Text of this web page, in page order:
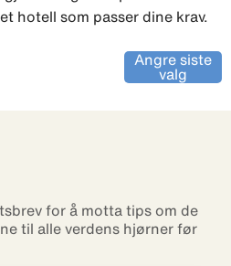
hotell som passer dine krav.
Angre siste
valg
for å motta tips om de
til alle verdens hjørner før